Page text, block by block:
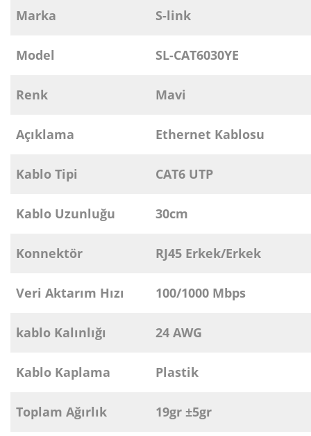
Marka S-link
Model SL-CAT6030YE
Renk Mavi
Açıklama Ethernet Kablosu
Kablo Tipi CAT6 UTP
Kablo Uzunluğu 30cm
Konnektör RJ45 Erkek/Erkek
Veri Aktarım Hızı 100/1000 Mbps
kablo Kalınlığı 24 AWG
Kablo Kaplama Plastik
Toplam Ağırlık 19gr ±5gr